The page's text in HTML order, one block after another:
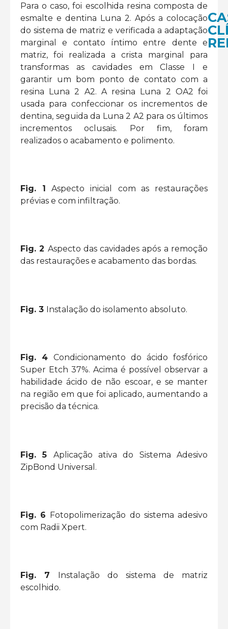
Para o caso, foi escolhida resina composta de
esmalte e dentina Luna 2. Após a colocação
do sistema de matriz e verificada a adaptação
marginal e contato íntimo entre dente e
matriz, foi realizada a crista marginal para
transformas as cavidades em Classe I e
garantir um bom ponto de contato com a
resina Luna 2 A2. A resina Luna 2 OA2 foi
usada para confeccionar os incrementos de
dentina, seguida da Luna 2 A2 para os últimos
incrementos oclusais. Por fim, foram
realizados o acabamento e polimento.
Fig. 1Aspecto inicial
com as restaurações
prévias e com infiltração.
Fig. 2 Aspecto das cavidades após a remoção
das restaurações e acabamento das bordas.
Fig. 3 Instalação do isolamento absoluto.
Fig. 4 Condicionamento do ácido fosfórico
Super Etch 37%. Acima é possível observar a
habilidade ácido de não escoar, e se manter
na região em que foi aplicado, aumentando a
precisão da técnica.
Fig. 5 Aplicação ativa do Sistema Adesivo
ZipBond Universal.
Fig. 6 Fotopolimerização do sistema adesivo
com Radii Xpert.
Fig. 7
Instalação do sistema de matriz
escolhido.